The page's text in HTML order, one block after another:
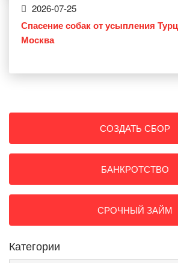
2026-07-25
Спасение собак от усыпления
Москва
СОЗДАТЬ СБОР
БАНКРОТСТВО
СРОЧНЫЙ ЗАЙМ
Категории